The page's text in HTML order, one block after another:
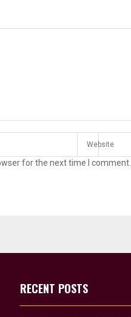
for the next time I comment.
RECENT POSTS